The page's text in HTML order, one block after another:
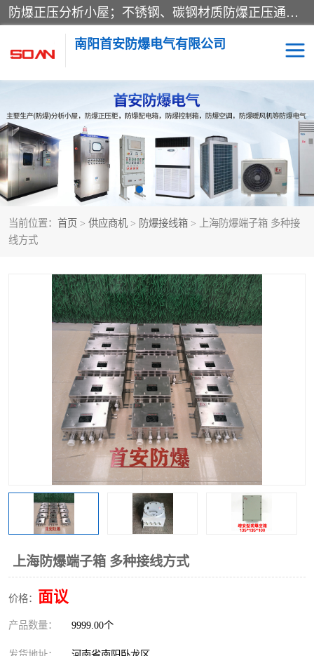
防爆正压分析小屋；不锈钢、碳钢材质防爆正压通风柜，分上下、左右、外挂三种款式；立式、挂式防爆配电柜体；不锈钢、碳钢防爆变频、磁力、星三角启动器；不锈钢、碳钢、铸铝防爆控制箱柜；可操作按键、多块式防爆仪表箱；多材质防爆接线箱；台式防爆电脑、防爆监视器。产品适配石油、化工、煤炭、电力、纺织、酿酒、航天、铁路、冶金、船舶、消防、市政等多行业工况使用。
南阳首安防爆电气有限公司
当前位置： 首页 > 供应商机 > 防爆接线箱 > 上海防爆端子箱 多种接
线方式
上海防爆端子箱 多种接线方式
价格： 面议
产品数量： 9999.00个
防爆小屋 防爆正压柜
防爆空调 防爆配电箱
防爆控制箱 防爆接线箱
防爆操作柱 防爆监视显示器